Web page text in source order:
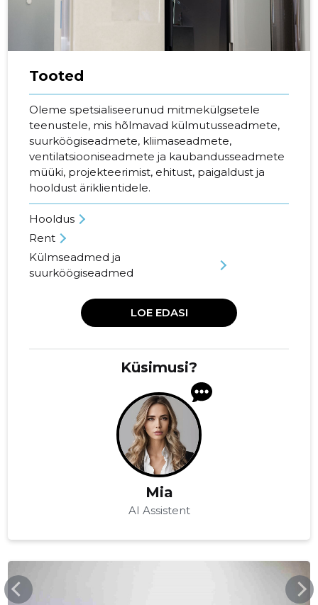
Tooted
Oleme spetsialiseerunud mitmekülgsetele
teenustele, mis hõlmavad külmutusseadmete,
suurköögiseadmete, kliimaseadmete,
ventilatsiooniseadmete ja kaubandusseadmete
müüki, projekteerimist, ehitust, paigaldust ja
hooldust äriklientidele.
Hooldus
Rent
Külmseadmed ja
suurköögiseadmed
LOE EDASI
Küsimusi?
Mia
AI Assistent